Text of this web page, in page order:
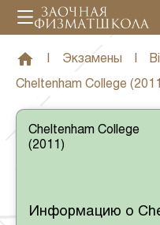
Экзамены
Cheltenham College
Cheltenham College
(2011)
Информацию о